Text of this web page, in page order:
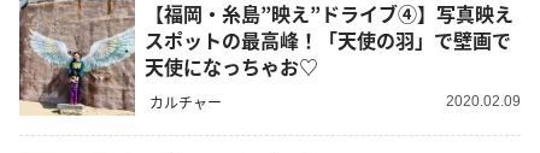
【福岡・糸島”映え”ドライブ④】写真映え
スポットの最高峰！「天使の羽」で壁画で
天使になっちゃお♡
カルチャー 2020.02.09